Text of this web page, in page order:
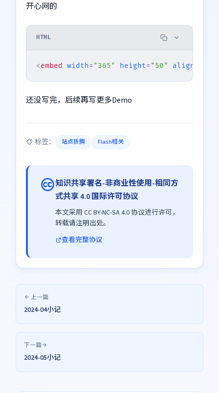
开心网的
HTML
<embed width= "365" height= "50" align
还没写完，后续再写更多Demo
标签： 站点折腾 Flash相关
知识共享署名-非商业性使用-相同方
式共享 4.0 国际许可协议
本文采用 CC BY-NC-SA 4.0 协议进行许可，
转载请注明出处。
查看完整协议
上一篇
2024-04小记
下一篇
2024-05小记